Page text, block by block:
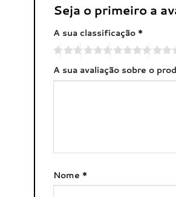
Seja o primeiro a
A sua classificação *
A sua avaliação sobre o
Nome *